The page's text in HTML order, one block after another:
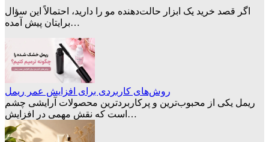
اگر قصد خرید یک ابزار حالت‌دهنده مو را دارید، احتمالاً این سؤال
برایتان پیش آمده…
روش‌های کاربردی برای افزایش عمر ریمل
ریمل یکی از محبوب‌ترین و پرکاربردترین محصولات آرایشی چشم
است که نقش مهمی در افزایش…